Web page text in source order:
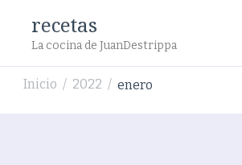
recetas
La cocina de JuanDestrippa
Inicio / 2022 / enero